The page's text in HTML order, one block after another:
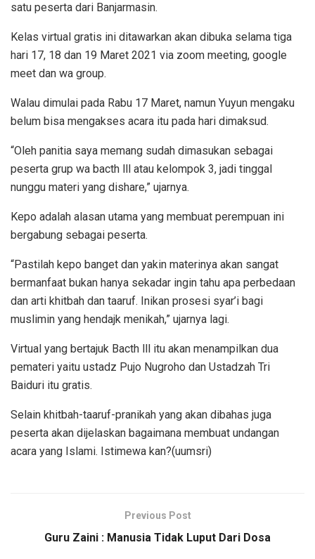
satu peserta dari Banjarmasin.
Kelas virtual gratis ini ditawarkan akan dibuka selama tiga
hari 17, 18 dan 19 Maret 2021 via zoom meeting, google
meet dan wa group.
Walau dimulai pada Rabu 17 Maret, namun Yuyun mengaku
belum bisa mengakses acara itu pada hari dimaksud.
“Oleh panitia saya memang sudah dimasukan sebagai
peserta grup wa bacth lll atau kelompok 3, jadi tinggal
nunggu materi yang dishare,” ujarnya.
Kepo adalah alasan utama yang membuat perempuan ini
bergabung sebagai peserta.
“Pastilah kepo banget dan yakin materinya akan sangat
bermanfaat bukan hanya sekadar ingin tahu apa perbedaan
dan arti khitbah dan taaruf. Inikan prosesi syar’i bagi
muslimin yang hendajk menikah,” ujarnya lagi.
Virtual yang bertajuk Bacth lll itu akan menampilkan dua
pemateri yaitu ustadz Pujo Nugroho dan Ustadzah Tri
Baiduri itu gratis.
Selain khitbah-taaruf-pranikah yang akan dibahas juga
peserta akan dijelaskan bagaimana membuat undangan
acara yang Islami. Istimewa kan?(uumsri)
Previous Post
Guru Zaini : Manusia Tidak Luput Dari Dosa